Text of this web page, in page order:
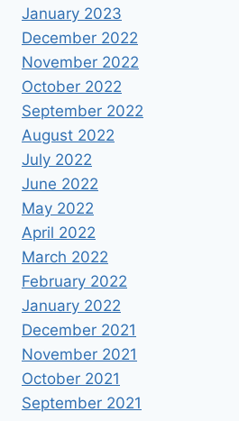
January 2023
December 2022
November 2022
October 2022
September 2022
August 2022
July 2022
June 2022
May 2022
April 2022
March 2022
February 2022
January 2022
December 2021
November 2021
October 2021
September 2021